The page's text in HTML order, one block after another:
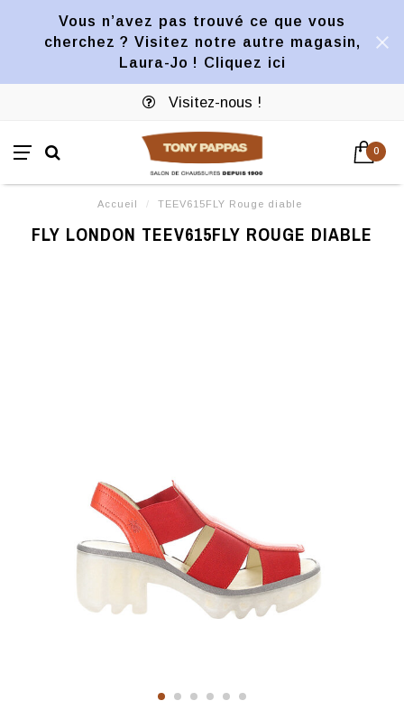
Vous n’avez pas trouvé ce que vous
cherchez ? Visitez notre autre magasin,
Laura-Jo ! Cliquez ici
Visitez-nous !
0
Accueil / TEEV615FLY Rouge diable
FLY LONDON TEEV615FLY ROUGE DIABLE